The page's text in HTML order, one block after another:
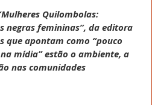
Quilombolas:
negras femininas”, da editora
que apontam como “pouco
mídia” estão o ambiente, a
nas comunidades